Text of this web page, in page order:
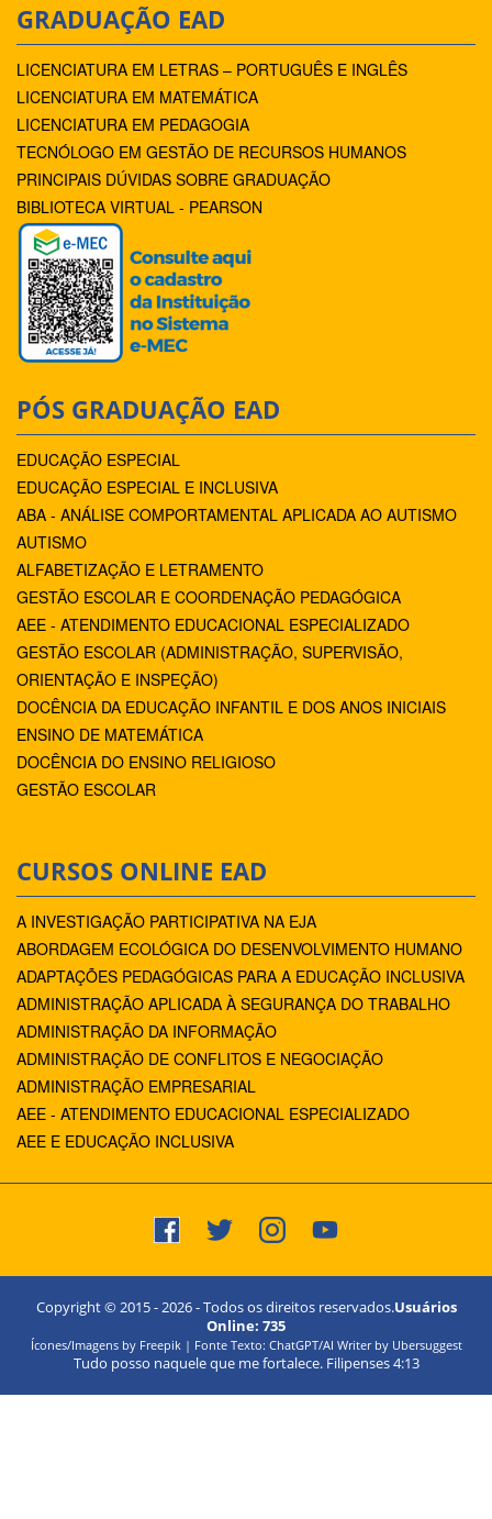
GRADUAÇÃO EAD
LICENCIATURA EM LETRAS – PORTUGUÊS E INGLÊS
LICENCIATURA EM MATEMÁTICA
LICENCIATURA EM PEDAGOGIA
TECNÓLOGO EM GESTÃO DE RECURSOS HUMANOS
PRINCIPAIS DÚVIDAS SOBRE GRADUAÇÃO
BIBLIOTECA VIRTUAL - PEARSON
PÓS GRADUAÇÃO EAD
EDUCAÇÃO ESPECIAL
EDUCAÇÃO ESPECIAL E INCLUSIVA
ABA - ANÁLISE COMPORTAMENTAL APLICADA AO AUTISMO
AUTISMO
ALFABETIZAÇÃO E LETRAMENTO
GESTÃO ESCOLAR E COORDENAÇÃO PEDAGÓGICA
AEE - ATENDIMENTO EDUCACIONAL ESPECIALIZADO
GESTÃO ESCOLAR (ADMINISTRAÇÃO, SUPERVISÃO,
ORIENTAÇÃO E INSPEÇÃO)
DOCÊNCIA DA EDUCAÇÃO INFANTIL E DOS ANOS INICIAIS
ENSINO DE MATEMÁTICA
DOCÊNCIA DO ENSINO RELIGIOSO
GESTÃO ESCOLAR
CURSOS ONLINE EAD
A INVESTIGAÇÃO PARTICIPATIVA NA EJA
ABORDAGEM ECOLÓGICA DO DESENVOLVIMENTO HUMANO
ADAPTAÇÕES PEDAGÓGICAS PARA A EDUCAÇÃO INCLUSIVA
ADMINISTRAÇÃO APLICADA À SEGURANÇA DO TRABALHO
ADMINISTRAÇÃO DA INFORMAÇÃO
ADMINISTRAÇÃO DE CONFLITOS E NEGOCIAÇÃO
ADMINISTRAÇÃO EMPRESARIAL
AEE - ATENDIMENTO EDUCACIONAL ESPECIALIZADO
AEE E EDUCAÇÃO INCLUSIVA
Copyright © 2015 -2026- Todos os direitos reservados.Usuários
Online: 735
Ícones/Imagens by Freepik | Fonte Texto: ChatGPT/AI Writer by Ubersuggest
Tudo posso naquele que me fortalece. Filipenses 4:13